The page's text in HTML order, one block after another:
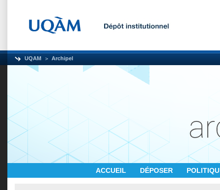
UQAM Archipel
ACCUEIL DÉPOSER